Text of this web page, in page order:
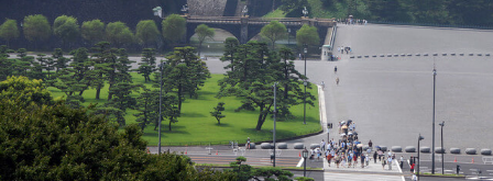
2026年5月号「“大好き”に出会いに。韓国」
2026年4月号「未来をつくる、学びの教科書。」
2026年3月号「スイーツ予想図 2026」
FOLLOW US!